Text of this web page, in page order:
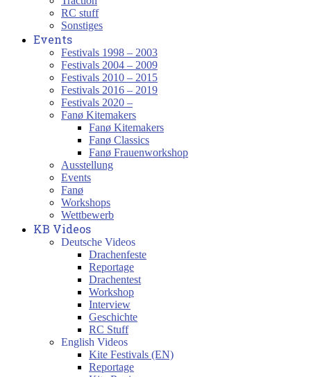
RC stuff
Sonstiges
Events
Festivals 1998 – 2003
Festivals 2004 – 2009
Festivals 2010 – 2015
Festivals 2016 – 2019
Festivals 2020 –
Fanø Kitemakers
Fanø Kitemakers
Fanø Classics
Fanø Frauenworkshop
Ausstellung
Events
Fanø
Workshops
Wettbewerb
KB Videos
Deutsche Videos
Drachenfeste
Reportage
Drachentest
Workshop
Interview
Geschichte
RC Stuff
English Videos
Kite Festivals (EN)
Reportage